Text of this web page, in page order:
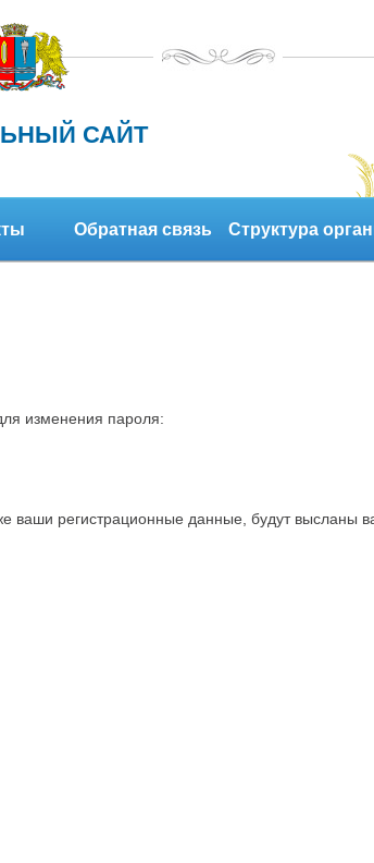
САЙТ
Обратная связь Структура
изменения пароля:
ваши регистрационные данные, будут высланы